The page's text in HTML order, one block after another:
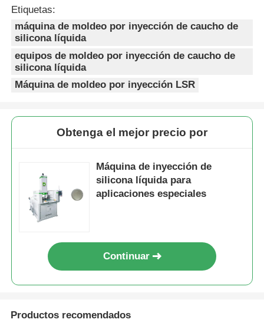
Etiquetas:
máquina de moldeo por inyección de caucho de
silicona líquida
equipos de moldeo por inyección de caucho de
silicona líquida
Máquina de moldeo por inyección LSR
Obtenga el mejor precio por
Máquina de inyección de
silicona líquida para
aplicaciones especiales
Continuar
Productos recomendados